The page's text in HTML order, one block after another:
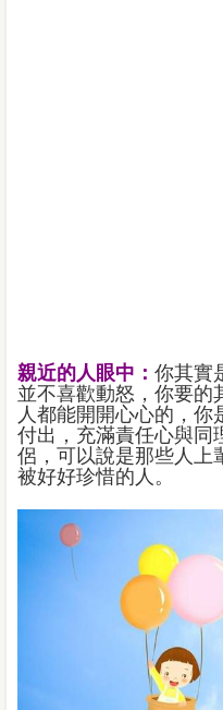
親近的人眼中： 你其實
並不喜歡動怒，你要的
人都能開開心心的，你
付出，充滿責任心與同
侶，可以說是那些人上
被好好珍惜的人。